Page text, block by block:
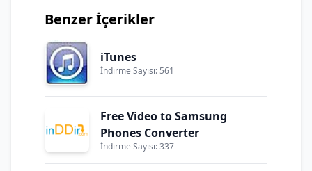
Benzer İçerikler
iTunes
İndirme Sayısı: 561
Free Video to Samsung
Phones Converter
İndirme Sayısı: 337